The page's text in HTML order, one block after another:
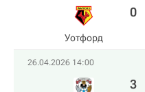
Уотфорд
0
26.04.2026 14:00
3